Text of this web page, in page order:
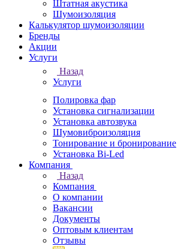
Штатная акустика
Шумоизоляция
Калькулятор шумоизоляции
Бренды
Акции
Услуги
Назад
Услуги
Полировка фар
Установка сигнализации
Установка автозвука
Шумовиброизоляция
Тонирование и бронирование
Установка Bi-Led
Компания
Назад
Компания
О компании
Вакансии
Документы
Оптовым клиентам
Отзывы